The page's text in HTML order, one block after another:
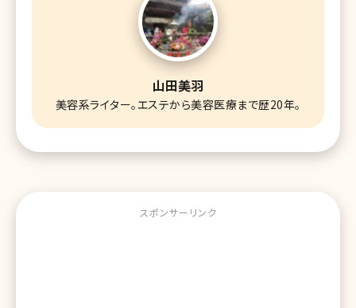
山田美羽
美容系ライター。エステから美容医療まで歴20年。
スポンサーリンク